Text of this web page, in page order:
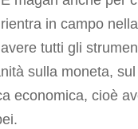
in campo
tutti gli
sulla moneta,
economica, cioè